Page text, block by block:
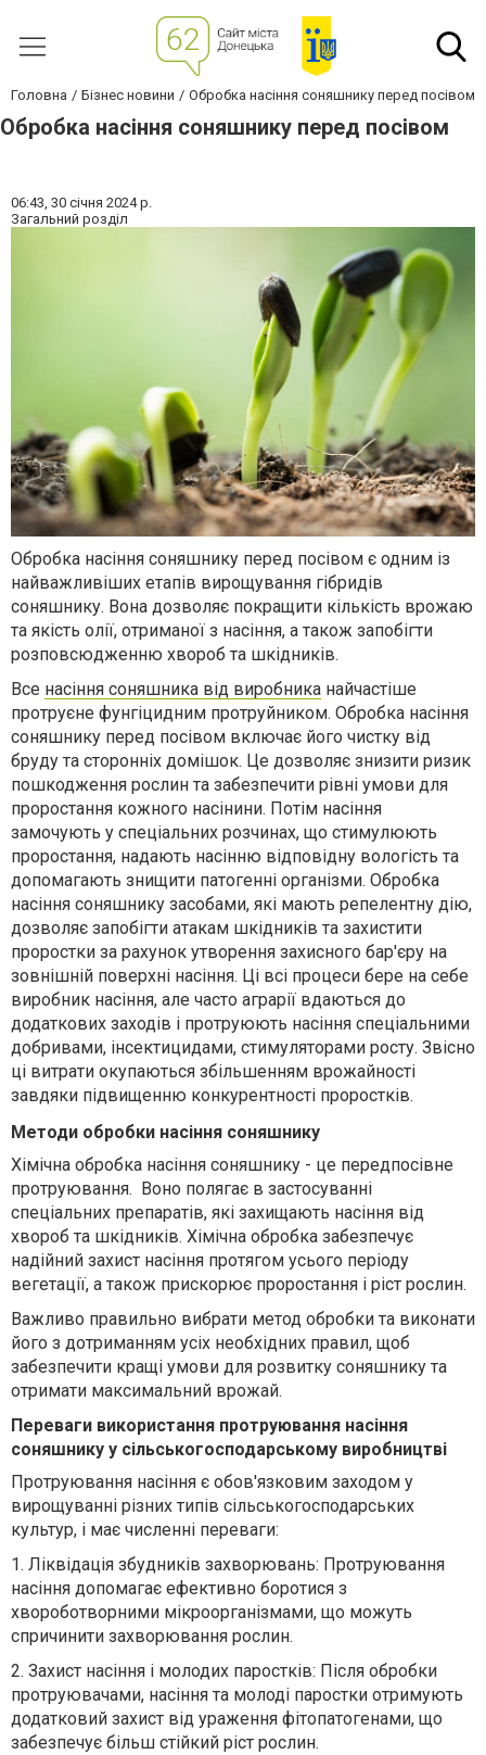
Головна Бізнес новини Обробка насіння соняшнику перед посівом
Обробка насіння соняшнику перед посівом
06:43, 30 січня 2024 р.
Загальний розділ
Обробка насіння соняшнику перед посівом є одним із
найважливіших етапів вирощування гібридів
соняшнику. Вона дозволяє покращити кількість врожаю
та якість олії, отриманої з насіння, а також запобігти
розповсюдженню хвороб та шкідників.
Все насіння соняшника від виробника найчастіше
протруєне фунгіцидним протруйником. Обробка насіння
соняшнику перед посівом включає його чистку від
бруду та сторонніх домішок. Це дозволяє знизити ризик
пошкодження рослин та забезпечити рівні умови для
проростання кожного насінини. Потім насіння
замочують у спеціальних розчинах, що стимулюють
проростання, надають насінню відповідну вологість та
допомагають знищити патогенні організми. Обробка
насіння соняшнику засобами, які мають репелентну дію,
дозволяє запобігти атакам шкідників та захистити
проростки за рахунок утворення захисного бар'єру на
зовнішній поверхні насіння. Ці всі процеси бере на себе
виробник насіння, але часто аграрії вдаються до
додаткових заходів і протруюють насіння спеціальними
добривами, інсектицидами, стимуляторами росту. Звісно
ці витрати окупаються збільшенням врожайності
завдяки підвищенню конкурентності проростків.
Методи обробки насіння соняшнику
Хімічна обробка насіння соняшнику - це передпосівне
протруювання. Воно полягає в застосуванні
спеціальних препаратів, які захищають насіння від
хвороб та шкідників. Хімічна обробка забезпечує
надійний захист насіння протягом усього періоду
вегетації, а також прискорює проростання і ріст рослин.
Важливо правильно вибрати метод обробки та виконати
його з дотриманням усіх необхідних правил, щоб
забезпечити кращі умови для розвитку соняшнику та
отримати максимальний врожай.
Переваги використання протруювання насіння
соняшнику у сільськогосподарському виробництві
Протруювання насіння є обов'язковим заходом у
вирощуванні різних типів сільськогосподарських
культур, і має численні переваги:
1. Ліквідація збудників захворювань: Протруювання
насіння допомагає ефективно боротися з
хвороботворними мікроорганізмами, що можуть
спричинити захворювання рослин.
2. Захист насіння і молодих паростків: Після обробки
протруювачами, насіння та молоді паростки отримують
додатковий захист від ураження фітопатогенами, що
забезпечує більш стійкий ріст рослин.